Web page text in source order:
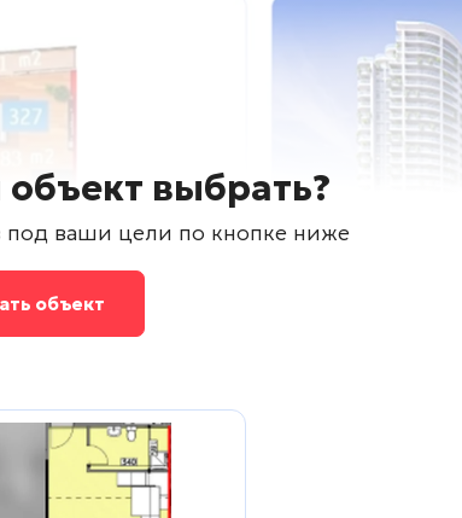
выбрать?
под ваши цели по кнопке ниже
объект